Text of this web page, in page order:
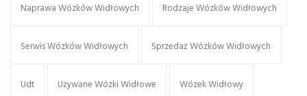
Naprawa Wózków Widłowych Rodzaje Wózków Widłowych
Serwis Wózków Widłowych Sprzedaż Wózków Widłowych
Udt Używane Wózki Widłowe Wózek Widłowy